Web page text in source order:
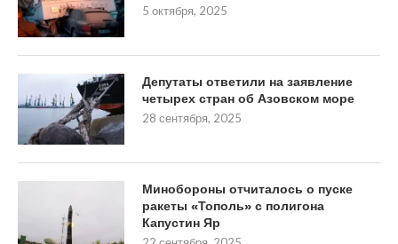
5 октября, 2025
Депутаты ответили на заявление
четырех стран об Азовском море
28 сентября, 2025
Минобороны отчиталось о пуске
ракеты «Тополь» с полигона
Капустин Яр